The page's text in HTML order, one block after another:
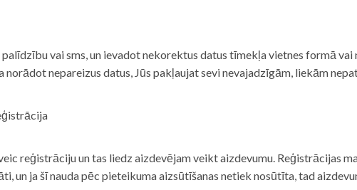
vai sms, un ievadot nekorektus datus tīmekļa vietnes formā
nepareizus datus, Jūs pakļaujat sevi nevajadzīgām, liekām
reģistrāciju un tas liedz aizdevējam veikt aizdevumu. Reģistrācijas
un ja šī nauda pēc pieteikuma aizsūtīšanas netiek nosūtīta, tad